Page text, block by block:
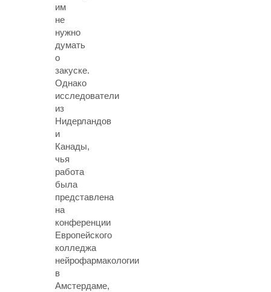
им
не
нужно
думать
о
закуске.
Однако
исследователи
из
Нидерландов
и
Канады,
чья
работа
была
представлена
на
конференции
Европейского
колледжа
нейрофармакологии
в
Амстердаме,